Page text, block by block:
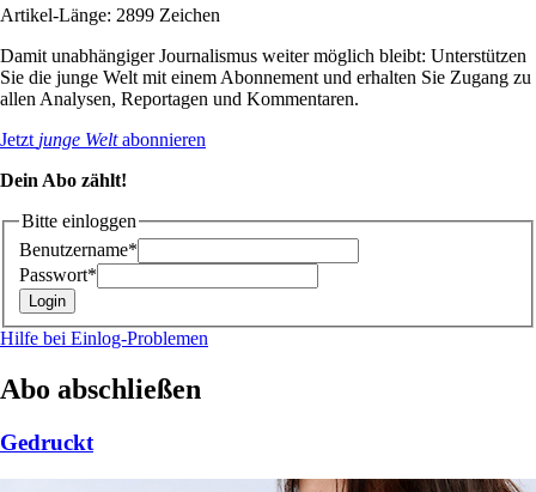
Artikel-Länge: 2899 Zeichen
Damit unabhängiger Journalismus weiter möglich bleibt: Unterstützen
Sie die junge Welt mit einem Abonnement und erhalten Sie Zugang zu
allen Analysen, Reportagen und Kommentaren.
Jetzt junge Weltabonnieren
Dein Abo zählt!
Bitte einloggen
Benutzername*
Passwort*
Hilfe bei Einlog-Problemen
Abo abschließen
Gedruckt